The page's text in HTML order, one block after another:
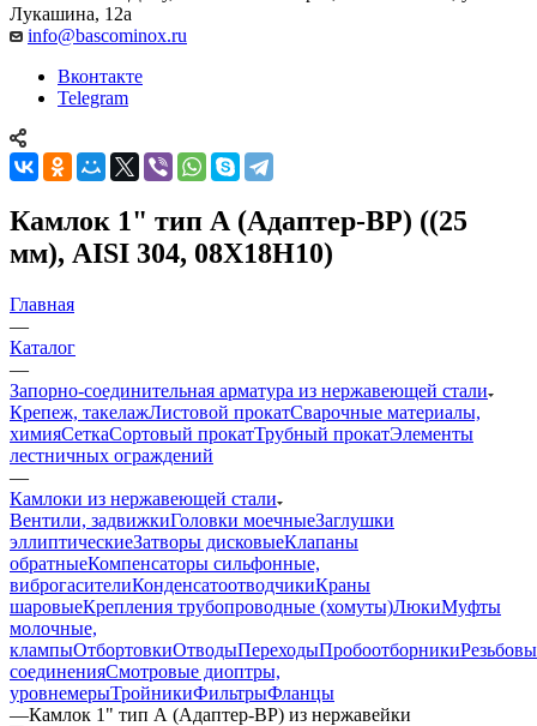
Лукашина, 12а
info@bascominox.ru
Вконтакте
Telegram
Камлок 1" тип А (Адаптер-ВР) ((25
мм), AISI 304, 08Х18Н10)
Главная
—
Каталог
—
Запорно-соединительная арматура из нержавеющей стали
Крепеж, такелажЛистовой прокатСварочные материалы,
химияСеткаСортовый прокатТрубный прокатЭлементы
лестничных ограждений
—
Камлоки из нержавеющей стали
Вентили, задвижкиГоловки моечныеЗаглушки
эллиптическиеЗатворы дисковыеКлапаны
обратныеКомпенсаторы сильфонные,
виброгасителиКонденсатоотводчикиКраны
шаровыеКрепления трубопроводные (хомуты)ЛюкиМуфты
молочные,
клампыОтбортовкиОтводыПереходыПробоотборники
соединенияСмотровые диоптры,
уровнемерыТройникиФильтрыФланцы
—Камлок 1" тип А (Адаптер-ВР) из нержавейки